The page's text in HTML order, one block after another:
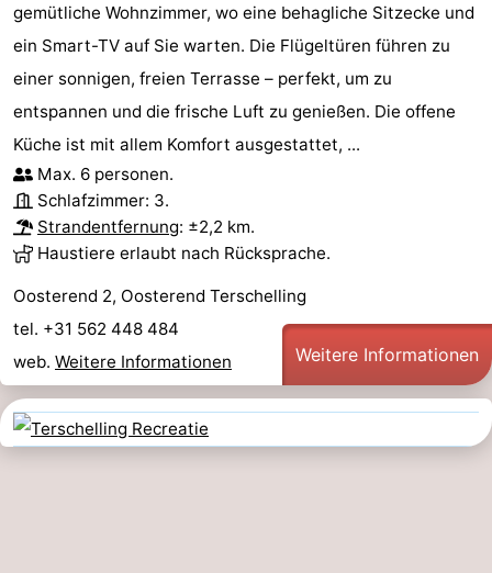
gemütliche Wohnzimmer, wo eine behagliche Sitzecke und
ein Smart-TV auf Sie warten. Die Flügeltüren führen zu
einer sonnigen, freien Terrasse – perfekt, um zu
entspannen und die frische Luft zu genießen. Die offene
Küche ist mit allem Komfort ausgestattet, ...
Max. 6 personen.
Schlafzimmer: 3.
Strandentfernung: ±2,2 km.
Haustiere erlaubt nach Rücksprache.
Oosterend 2, Oosterend Terschelling
tel. +31 562 448 484
web. Weitere Informationen Weitere Informationen